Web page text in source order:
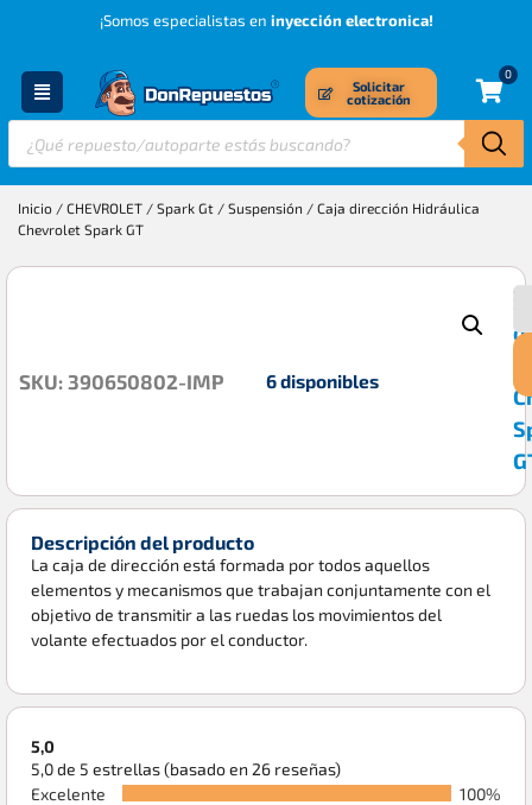
¡Somos especialistas en inyección electronica!
Solicitar
cotización
0
Inicio / CHEVROLET / Spark Gt / Suspensión / Caja dirección Hidráulica
Chevrolet Spark GT
SKU: 390650802-IMP 6 disponibles
Descripción del producto
La caja de dirección está formada por todos aquellos
elementos y mecanismos que trabajan conjuntamente con el
objetivo de transmitir a las ruedas los movimientos del
volante efectuados por el conductor.
5,0
5,0 de 5 estrellas (basado en 26 reseñas)
Excelente
100%